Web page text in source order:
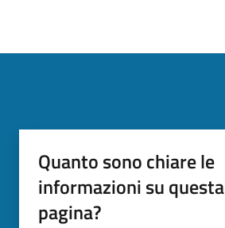
Quanto sono chiare le
informazioni su questa
pagina?